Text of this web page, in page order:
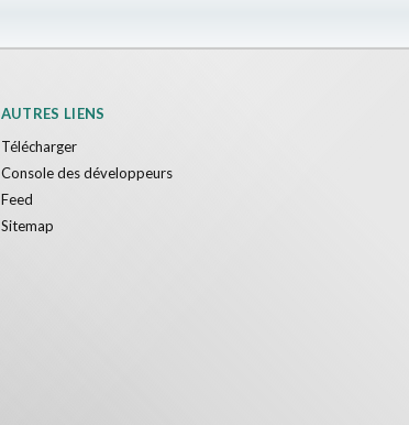
AUTRES LIENS
Télécharger
Console des développeurs
Feed
Sitemap